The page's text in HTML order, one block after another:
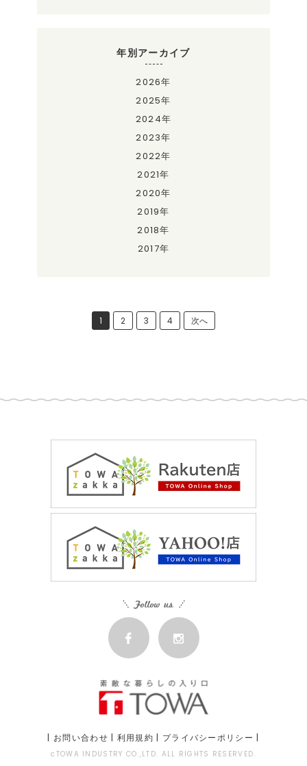
年別アーカイブ
2026年
2025年
2024年
2023年
2022年
2021年
2020年
2019年
2018年
2017年
1 2 3 4 次へ
| お問い合わせ | 利用規約 | プライバシーポリシー |
cTOWA INDUSTRY CO.,LTD. ALL RIGHTS RESERVED.